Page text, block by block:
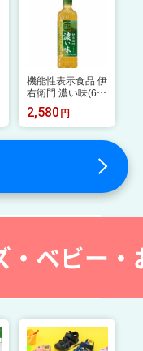
機能性表示食品 伊
右衛門 濃い味(60
0ml*24本入)【伊右
衛門】
2,580 円